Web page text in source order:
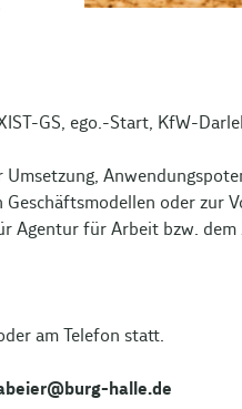
GS, ego.-Start, KfW-
Umsetzung,
oder zur
Agentur für Arbeit bzw. dem
am Telefon statt.
halle.de